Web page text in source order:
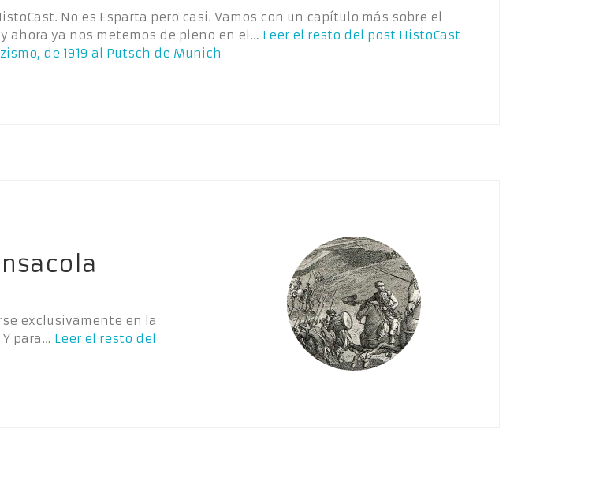
No es Esparta pero casi. Vamos con un capítulo más sobre el
ahora ya nos metemos de pleno en el… Leer el resto del post HistoCast
de 1919 al Putsch de Munich
exclusivamente en la
para… Leer el resto del